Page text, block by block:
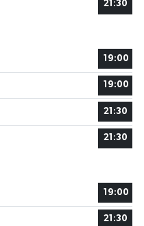
21:30
19:00
19:00
21:30
21:30
19:00
21:30